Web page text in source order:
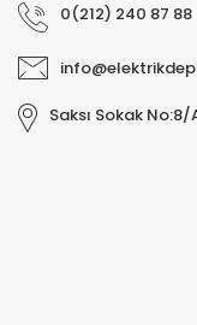
0(212) 240 87 88
Saksı Sokak